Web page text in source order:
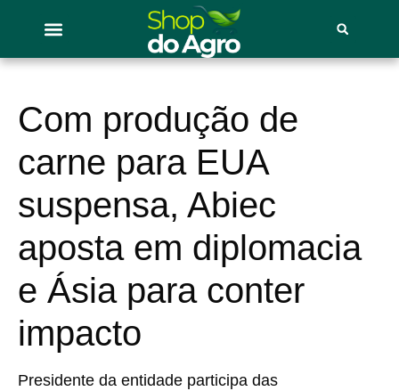
Com produção de
carne para EUA
suspensa, Abiec
aposta em diplomacia
e Ásia para conter
impacto
Presidente da entidade participa das